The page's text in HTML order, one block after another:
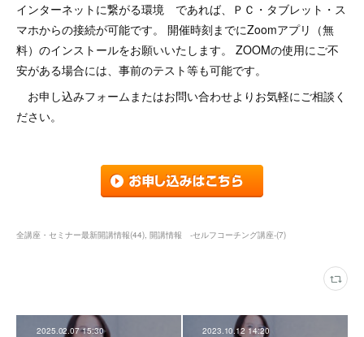
インターネットに繋がる環境 であれば、ＰＣ・タブレット・ス
マホからの接続が可能です。 開催時刻までにZoomアプリ（無
料）のインストールをお願いいたします。 ZOOMの使用にご不
安がある場合には、事前のテスト等も可能です。
お申し込みフォームまたはお問い合わせよりお気軽にご相談く
ださい。
全講座・セミナー最新開講情報(44) 開講情報 ‐セルフコーチング講座‐(7)
2025.02.07 15:30 2023.10.12 14:20